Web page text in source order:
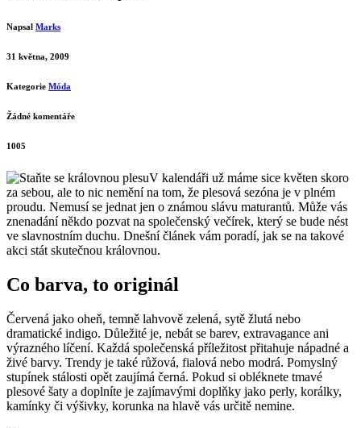
Napsal Marks
31 května, 2009
Kategorie Móda
Žádné komentáře
1005
V kalendáři už máme sice květen skoro
za sebou, ale to nic nemění na tom, že plesová sezóna je v plném
proudu. Nemusí se jednat jen o známou slávu maturantů. Může vás
znenadání někdo pozvat na společenský večírek, který se bude nést
ve slavnostním duchu. Dnešní článek vám poradí, jak se na takové
akci stát skutečnou královnou.
Co barva, to originál
Červená jako oheň, temně lahvově zelená, sytě žlutá nebo
dramatické indigo. Důležité je, nebát se barev, extravagance ani
výrazného líčení. Každá společenská příležitost přitahuje nápadné a
živé barvy. Trendy je také růžová, fialová nebo modrá. Pomyslný
stupínek stálosti opět zaujímá černá. Pokud si obléknete tmavé
plesové šaty a doplníte je zajímavými doplňky jako perly, korálky,
kamínky či výšivky, korunka na hlavě vás určitě nemine.